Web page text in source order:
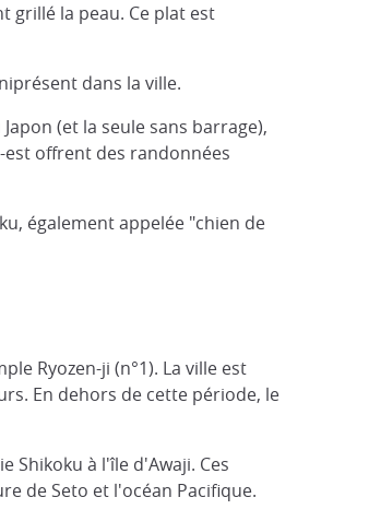
grillé la peau. Ce plat est
dans la ville.
(et la seule sans barrage),
offrent des randonnées
également appelée "chien de
Ryozen-ji (n°1). La ville est
En dehors de cette période, le
Shikoku à l'île d'Awaji. Ces
de Seto et l'océan Pacifique.